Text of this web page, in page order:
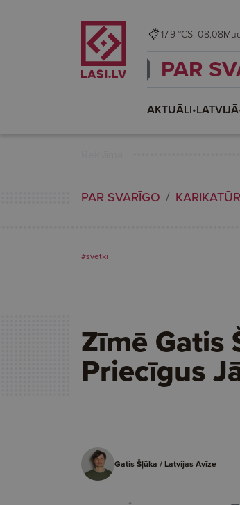
17.9 °CS. 08.08
PAR
AKTUĀLI•LATVIJĀ
PAR SVARĪGO
#svētki
Zīmē Gatis
Priecīgus
Gatis Šļūka / Latvijas Avīze